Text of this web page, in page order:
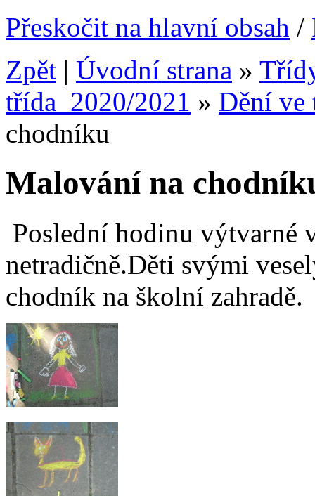
Přeskočit na hlavní obsah /
Zpět | Úvodní strana »
třída_2020/2021 » Dění ve
chodníku
Malování na
Poslední hodinu výtvarné
netradičně.Děti svými
chodník na školní zahradě.